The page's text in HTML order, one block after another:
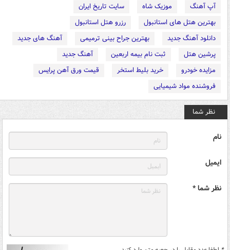
آپ آهنگ موزیک شاه
سایت تاریخ ایران
بهترین هتل های استانبول
رزرو هتل استانبول
دانلود آهنگ جدید
بهترین جراح بینی ترمیمی
آهنگ های جدید
پرشین هتل
ثبت نام بیمه اربعین
آهنگ جدید
مزایده خودرو
خرید بلیط استخر
قیمت ورق آهن پرایس
فروشنده مواد شیمیایی
نظر شما
نام
ایمیل
نظر شما *